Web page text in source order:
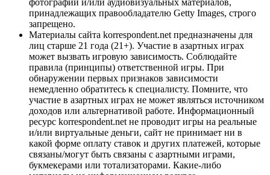
принадлежащих правообладателю Getty Images, строго
запрещено.
Материалы сайта korrespondent.net предназначены для
лиц старше 21 года (21+). Участие в азартных играх
может вызвать игровую зависимость. Соблюдайте
правила (принципы) ответственной игры. При
обнаружении первых признаков зависимости
немедленно обратитесь к специалисту. Помните, что
участие в азартных играх не может являться источником
доходов или альтернативой работе. Информационный
ресурс korrespondent.net не проводит игры на реальные
и/или виртуальные деньги, сайт не принимает ни в
какой форме оплату ставок и других платежей, которые
связаны/могут быть связаны с азартными играми,
букмекерами или тотализаторами. Какие-либо